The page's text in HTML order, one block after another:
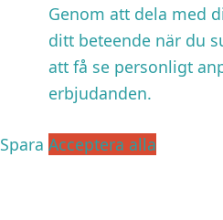
Genom att dela med
ditt beteende när du
att få se personligt
erbjudanden.
Spara Acceptera alla